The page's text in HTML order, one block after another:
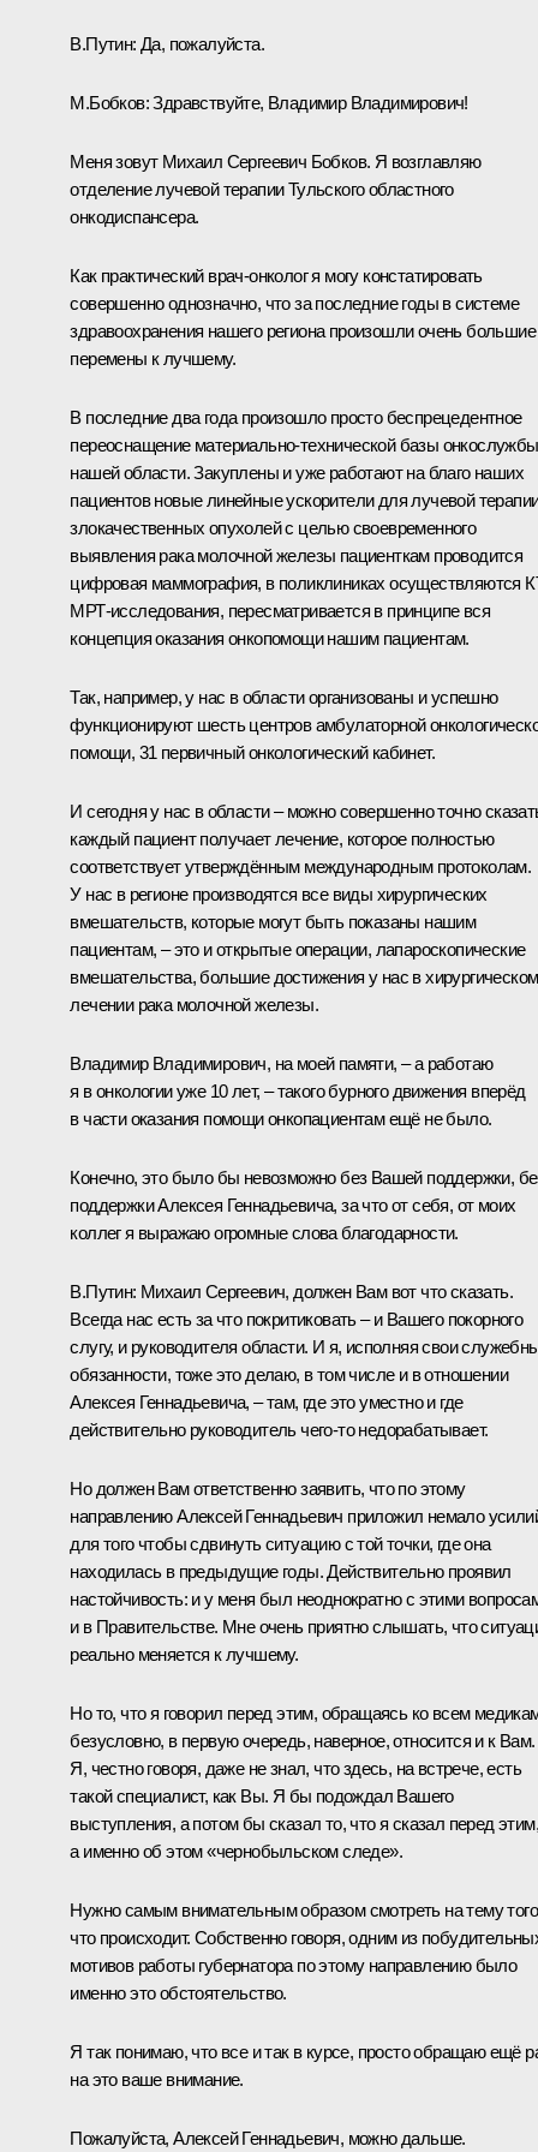
В.Путин: Да, пожалуйста.
М.Бобков:Здравствуйте, Владимир Владимирович!
Меня зовут Михаил Сергеевич Бобков. Я возглавляю
отделение лучевой терапии Тульского областного
онкодиспансера.
Как практический врач-онколог я могу констатировать
совершенно однозначно, что за последние годы в системе
здравоохранения нашего региона произошли очень большие
перемены к лучшему.
В последние два года произошло просто беспрецедентное
переоснащение материально-технической базы онкослужбы
нашей области. Закуплены и уже работают на благо наших
пациентов новые линейные ускорители для лучевой
злокачественных опухолей с целью своевременного
выявления рака молочной железы пациенткам проводится
цифровая маммография, в поликлиниках осуществляются
МРТ-исследования, пересматривается в принципе вся
концепция оказания онкопомощи нашим пациентам.
Так, например, у нас в области организованы и успешно
функционируют шесть центров амбулаторной
помощи, 31 первичный онкологический кабинет.
И сегодня у нас в области – можно совершенно точно
каждый пациент получает лечение, которое полностью
соответствует утверждённым международным протоколам.
У нас в регионе производятся все виды хирургических
вмешательств, которые могут быть показаны нашим
пациентам, – это и открытые операции, лапароскопические
вмешательства, большие достижения у нас в хирургическом
лечении рака молочной железы.
Владимир Владимирович, на моей памяти, – а работаю
я в онкологии уже 10 лет, – такого бурного движения вперёд
в части оказания помощи онкопациентам ещё не было.
Конечно, это было бы невозможно без Вашей поддержки,
поддержки Алексея Геннадьевича, за что от себя, от моих
коллег я выражаю огромные слова благодарности.
В.Путин: Михаил Сергеевич, должен Вам вот что сказать.
Всегда нас есть за что покритиковать – и Вашего покорного
слугу, и руководителя области. И я, исполняя свои
обязанности, тоже это делаю, в том числе и в отношении
Алексея Геннадьевича, – там, где это уместно и где
действительно руководитель чего-то недорабатывает.
Но должен Вам ответственно заявить, что по этому
направлению Алексей Геннадьевич приложил немало
для того чтобы сдвинуть ситуацию с той точки, где она
находилась в предыдущие годы. Действительно проявил
настойчивость: и у меня был неоднократно с этими
и в Правительстве. Мне очень приятно слышать, что
реально меняется к лучшему.
Но то, что я говорил перед этим, обращаясь ко всем
безусловно, в первую очередь, наверное, относится и к Вам.
Я, честно говоря, даже не знал, что здесь, на встрече, есть
такой специалист, как Вы. Я бы подождал Вашего
выступления, а потом бы сказал то, что я сказал перед этим,
а именно об этом «чернобыльском следе».
Нужно самым внимательным образом смотреть на тему
что происходит. Собственно говоря, одним из
мотивов работы губернатора по этому направлению было
именно это обстоятельство.
Я так понимаю, что все и так в курсе, просто обращаю ещё
на это ваше внимание.
Пожалуйста, Алексей Геннадьевич, можно дальше.